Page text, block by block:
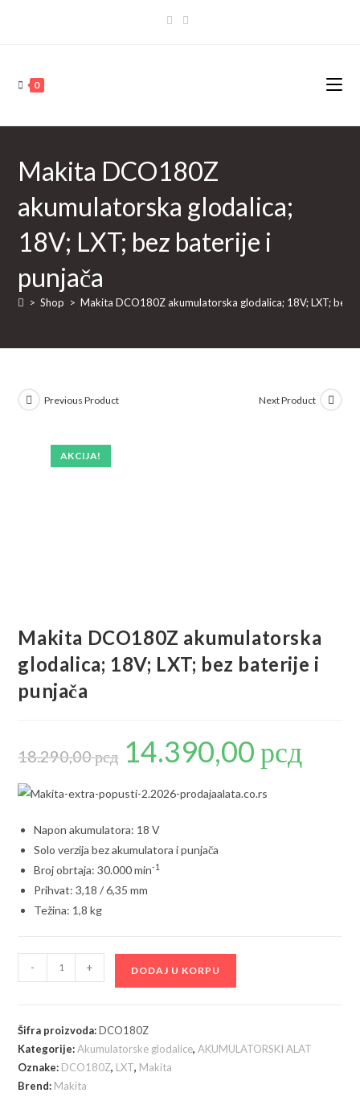
0
Makita DCO180Z
akumulatorska glodalica;
18V; LXT; bez baterije i
punjača
> Shop > Makita DCO180Z akumulatorska glodalica; 18V; LXT; bez
AKCIJA!
Previous Product Next Product
Makita DCO180Z akumulatorska
glodalica; 18V; LXT; bez baterije i
punjača
18.290,00рсд
Originalna
cena
je
14.390,00рсдje:
Napon akumulatora: 18 V
Solo verzija bez akumulatora i punjača
Broj obrtaja: 30.000 min-1
Prihvat: 3,18 / 6,35 mm
Težina: 1,8 kg
DCO180Z
glodalica;
18V;
LXT;
bez
- + DODAJ U KORPU
Šifra proizvoda:DCO180Z
Kategorije:Akumulatorske glodalice,AKUMULATORSKI ALAT
Oznake: DCO180Z, LXT, Makita
Brend: Makita